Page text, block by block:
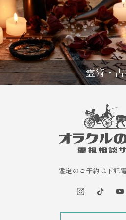
霊術・
鑑定のご予約は下記